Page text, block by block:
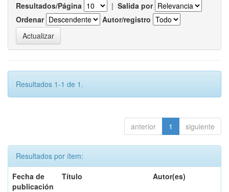
Resultados/Página | Salida por
Ordenar
Autor/registro
Resultados 1-1 de 1.
anterior 1 siguiente
Resultados por ítem:
Fecha de
publicación
Título Autor(es)